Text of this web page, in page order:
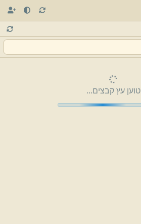
טוען עץ קבצים...